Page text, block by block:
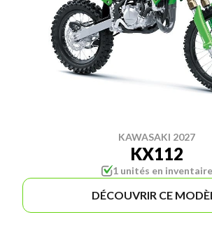
KAWASAKI 2027
KX112
1 unités en inventaire
DÉCOUVRIR CE